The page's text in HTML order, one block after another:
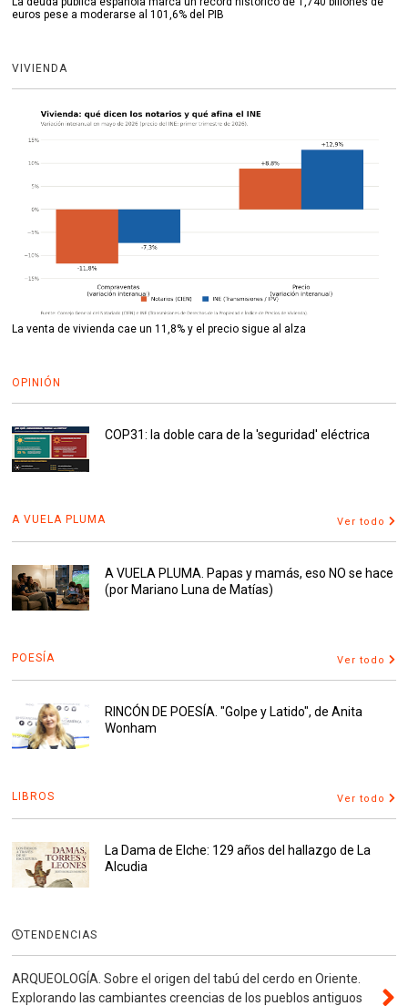
euros pese a moderarse al 101,6% del PIB
VIVIENDA
La venta de vivienda cae un 11,8% y el precio sigue al alza
OPINIÓN
COP31: la doble cara de la 'seguridad' eléctrica
A VUELA PLUMA Ver todo
A VUELA PLUMA. Papas y mamás, eso NO se hace
(por Mariano Luna de Matías)
POESÍA Ver todo
RINCÓN DE POESÍA. "Golpe y Latido", de Anita
Wonham
LIBROS Ver todo
La Dama de Elche: 129 años del hallazgo de La
Alcudia
TENDENCIAS
ARQUEOLOGÍA. Sobre el origen del tabú del cerdo en Oriente.
Explorando las cambiantes creencias de los pueblos antiguos